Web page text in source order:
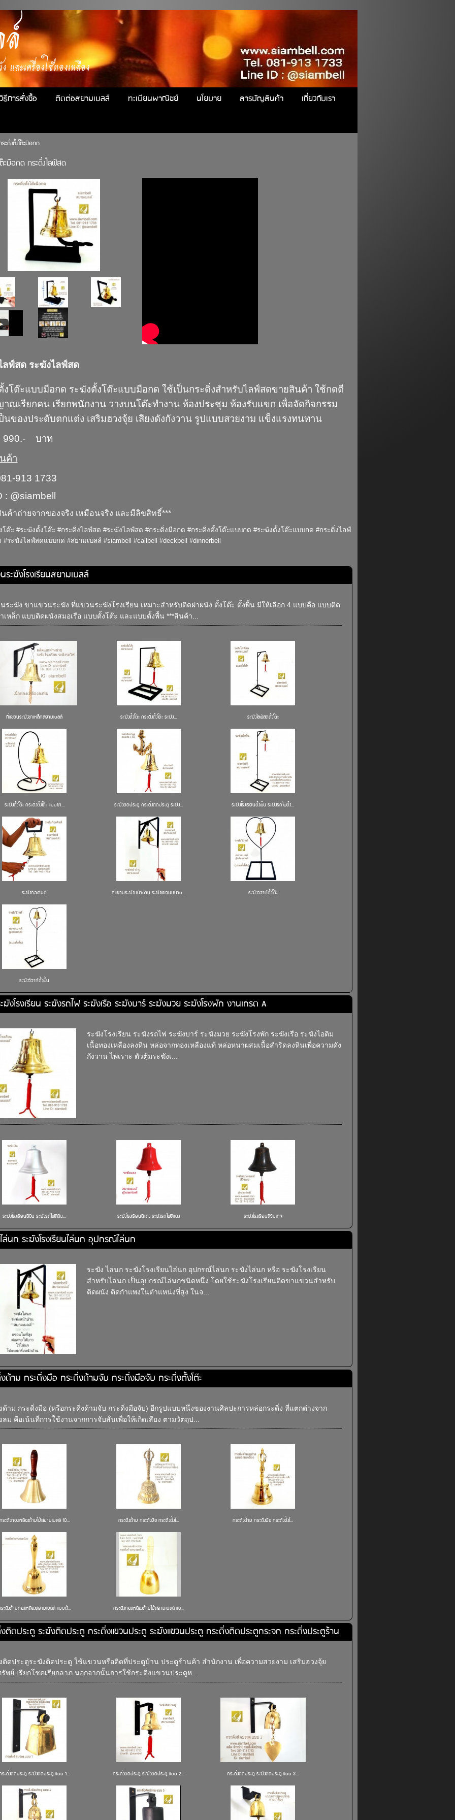
ละเครื่องใช้ทองเหลือง
วิธีการสั่งซื้อ ติดต่อสยามเบลล์ ทะเบียนพาณิชย์ นโยบาย สารบัญสินค้า เกี่ยวกับเรา
ะดิ่งตั้งโต๊ะมือกด
ะมือกด กระดิ่งไลฟ์สด
ลฟ์สด ระฆังไลฟ์สด
งโต๊ะแบบมือกด ระฆังตั้งโต๊ะแบบมือกด ใช้เป็นกระดิ่งสำหรับไลฟ์สดขายสินค้า ใช้กดตี
ณเรียกคน เรียกพนักงาน วางบนโต๊ะทำงาน ห้องประชุม ห้องรับแขก เพื่อจัดกิจกรรม
นของประดับตกแต่ง เสริมฮวงจุ้ย เสียงดังกังวาน รูปแบบสวยงาม แข็งแรงทนทาน
บาท
ค้า
913 1733
: @siambell
ค้าถ่ายจากของจริง เหมือนจริง และมีลิขสิทธิ์***
โต๊ะ #ระฆังตั้งโต๊ะ #กระดิ่งไลฟ์สด #ระฆังไลฟ์สด #กระดิ่งมือกด #กระดิ่งตั้งโต๊ะแบบกด #ระฆังตั้งโต๊ะแบบกด #กระดิ่งไลฟ์
ระฆังไลฟ์สดแบบกด #สยามเบลล์ #siambell #callbell #deckbell #dinnerbell
ระฆังโรงเรียนสยามเบลล์
ระฆัง ขาแขวนระฆัง ที่แขวนระฆังโรงเรียน เหมาะสำหรับติดฝาผนัง ตั้งโต๊ะ ตั้งพื้น มีให้เลือก 4 แบบคือ แบบติด
เหล็ก แบบติดผนังสมอเรือ แบบตั้งโต๊ะ และแบบตั้งพื้น ***สินค้า...
ที่แขวนระฆังขาเหล็กสยามเบลล์ ระฆังตั้งโต๊ะ กระดิ่งตั้งโต๊ะ ระฆัง... ระฆังไลฟ์สดตั้งโต๊ะ
ระฆังตั้งโต๊ะ กระดิ่งตั้งโต๊ะ แบบขา... ระฆังติดประตู กระดิ่งติดประตู ระฆัง... ระฆังโรงเรียนตั้งพื้น ระฆังรถไฟตั้ง...
ระฆังถือเดินตี ที่แขวนระฆังหน้าบ้าน ระฆังแขวนหน้าบ... ระฆังวิวาห์ตั้งโต๊ะ
ระฆังวิวาห์ตั้งพื้น
ฆังโรงเรียน ระฆังรถไฟ ระฆังเรือ ระฆังบาร์ ระฆังมวย ระฆังโรงพัก งานเกรด A
ระฆังโรงเรียน ระฆังรถไฟ ระฆังบาร์ ระฆังมวย ระฆังโรงพัก ระฆังเรือ ระฆังไอติม
เนื้อทองเหลืองลงหิน หล่อจากทองเหลืองแท้ หล่อหนาผสมเนื้อสำริดลงหินเพื่อความดัง
กังวาน ไพเราะ ตัวตุ้มระฆังเ...
ระฆังโรงเรียนสีเงิน ระฆังรถไฟสีเงิน... ระฆังโรงเรียนสีแดง ระฆังรถไฟสีแดง ระฆังโรงเรียนสีวินเทจ
ล่นก ระฆังโรงเรียนไล่นก อุปกรณ์ไล่นก
ระฆัง ไล่นก ระฆังโรงเรียนไล่นก อุปกรณ์ไล่นก ระฆังไล่นก หรือ ระฆังโรงเรียน
สำหรับไล่นก เป็นอุปกรณ์ไล่นกชนิดหนึ่ง โดยใช้ระฆังโรงเรียนติดขาแขวนสำหรับ
ติดผนัง ติดกำแพงในตำแหน่งที่สูง ในจ...
ด้าม กระดิ่งมือ กระดิ่งด้ามจับ กระดิ่งมือจับ กระดิ่งตั้งโต๊ะ
ด้าม กระดิ่งมือ (หรือกระดิ่งด้ามจับ กระดิ่งมือจับ) อีกรูปแบบหนึ่งของงานศิลปะการหล่อกระดิ่ง ที่แตกต่างจาก
ลม คือเน้นที่การใช้งานจากการจับสั่นเพื่อให้เกิดเสียง ตามวัตถุป...
ระดิ่งทองเหลืองด้ามไม้สยามเบลล์ 10... กระดิ่งด้าม กระดิ่งมือ กระดิ่งตั้งโ... กระดิ่งด้าม กระดิ่งมือ กระดิ่งตั้งโ...
ะดิ่งด้ามทองเหลืองสยามเบลล์ แบบด้... กระดิ่งทองเหลืองด้ามไม้สยามเบลล์ แบ...
ติดประตู ระฆังติดประตู กระดิ่งแขวนประตู ระฆังแขวนประตู กระดิ่งติดประตูกระจก กระดิ่งประตูร้าน
ติดประตูระฆังติดประตู ใช้แขวนหรือติดที่ประตูบ้าน ประตูร้านค้า สำนักงาน เพื่อความสวยงาม เสริมฮวงจุ้ย
รัพย์ เรียกโชคเรียกลาภ นอกจากนั้นการใช้กระดิ่งแขวนประตูห...
ระดิ่งติดประตู ระฆังติดประตู แบบ 1... กระดิ่งติดประตู ระฆังติดประตู แบบ 2... กระดิ่งติดประตู ระฆังติดประตู แบบ 3...